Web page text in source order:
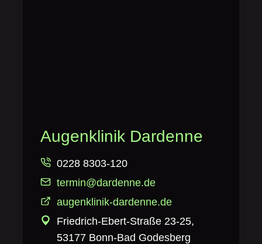
Augenklinik Dardenne
0228 8303-120
termin@dardenne.de
augenklinik-dardenne.de
Friedrich-Ebert-Straße 23-25,
53177 Bonn-Bad Godesberg